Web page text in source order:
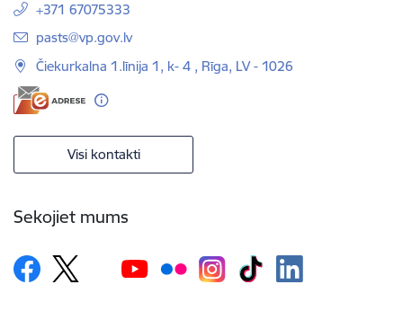
+371 67075333
E-pasts:
pasts@vp.gov.lv
Čiekurkalna 1.līnija 1, k- 4 , Rīga, LV - 1026
Visi kontakti
Sekojiet mums